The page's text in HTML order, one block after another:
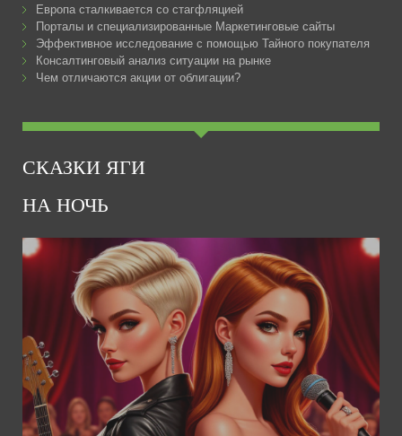
Европа сталкивается со стагфляцией
Порталы и специализированные Маркетинговые сайты
Эффективное исследование с помощью Тайного покупателя
Консалтинговый анализ ситуации на рынке
Чем отличаются акции от облигации?
СКАЗКИ ЯГИ
НА НОЧЬ